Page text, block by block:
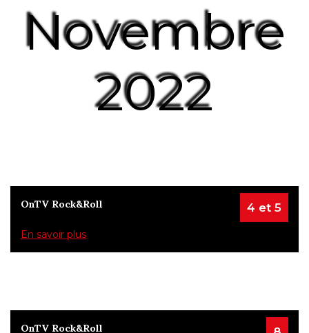
Novembre
2022
4 et 5
OnTV Rock&Roll
En savoir plus
OnTV Rock&Roll